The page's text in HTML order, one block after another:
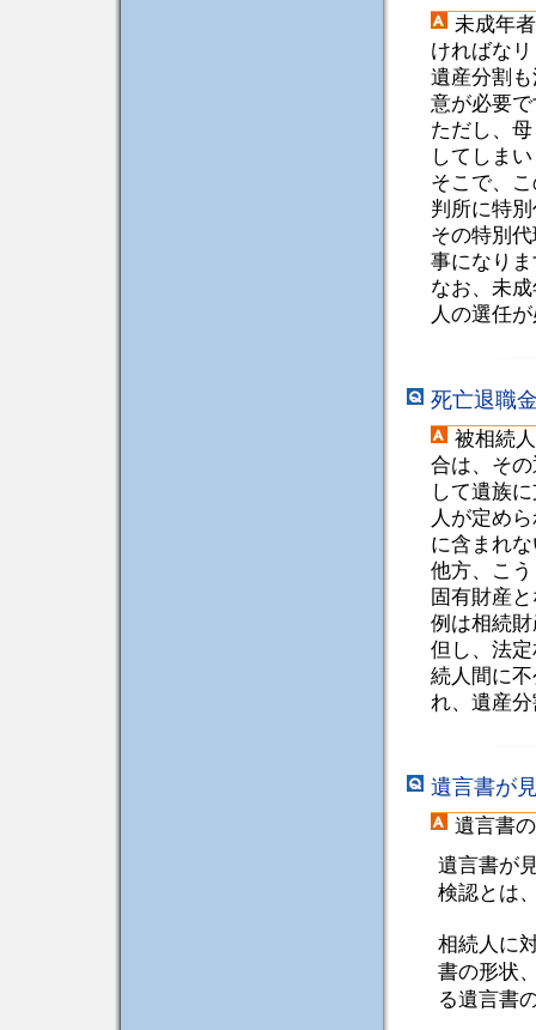
未成年
ければな
遺産分割
意が必要
ただし、
してしま
そこで、
判所に特
その特別
事になり
なお、未
人の選任
死亡退職
被相続
合は、そ
して遺族
人が定め
に含まれ
他方、こ
固有財産
例は相続
但し、法
続人間に
れ、遺産
遺言書が
遺言書
遺言書が
検認とは
相続人に
書の形状
る遺言書